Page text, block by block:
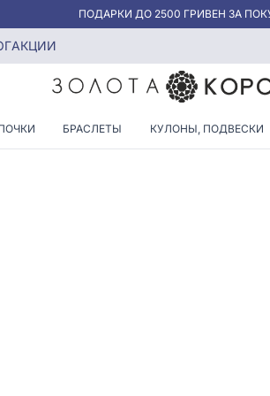
АКЦИЯ ДЛЯ КЛИЕНТОВ «НОВАЯ
АКЦИИ
БРАСЛЕТЫ КУЛОНЫ, ПОДВЕСКИ
из серебра 925°, арт. 2-4251.0.2